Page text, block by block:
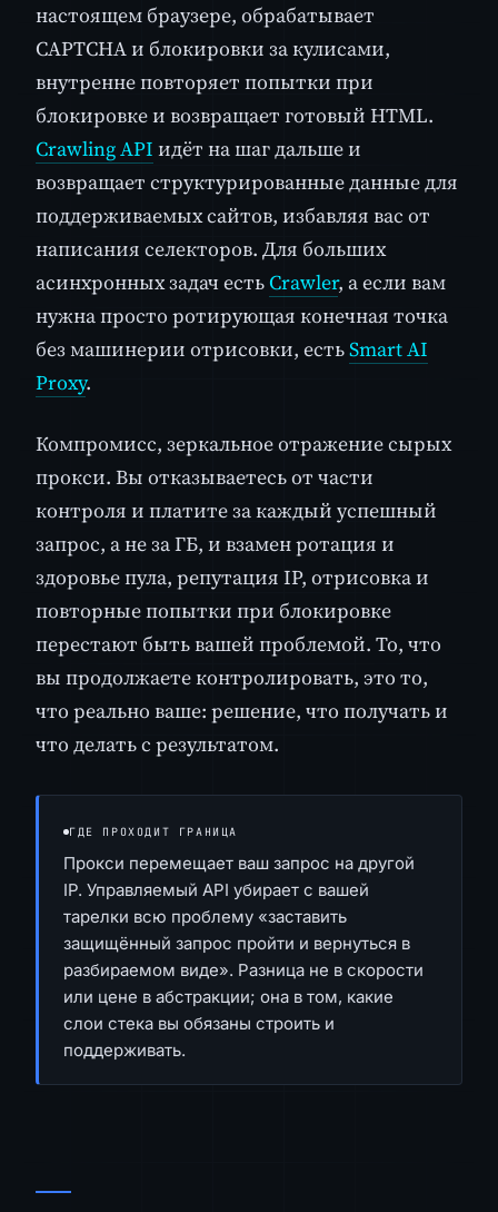
настоящем браузере, обрабатывает
CAPTCHA и блокировки за кулисами,
внутренне повторяет попытки при
блокировке и возвращает готовый HTML.
Crawling API идёт на шаг дальше и
возвращает структурированные данные для
поддерживаемых сайтов, избавляя вас от
написания селекторов. Для больших
асинхронных задач естьCrawler, а если вам
нужна просто ротирующая конечная точка
без машинерии отрисовки, естьSmart AI
Proxy.
Компромисс, зеркальное отражение сырых
прокси. Вы отказываетесь от части
контроля и платите за каждый успешный
запрос, а не за ГБ, и взамен ротация и
здоровье пула, репутация IP, отрисовка и
повторные попытки при блокировке
перестают быть вашей проблемой. То, что
вы продолжаете контролировать, это то,
что реально ваше: решение, что получать и
что делать с результатом.
ГДЕ ПРОХОДИТ ГРАНИЦА
Прокси перемещает ваш запрос на другой
IP. Управляемый API убирает с вашей
тарелки всю проблему «заставить
защищённый запрос пройти и вернуться в
разбираемом виде». Разница не в скорости
или цене в абстракции; она в том, какие
слои стека вы обязаны строить и
поддерживать.